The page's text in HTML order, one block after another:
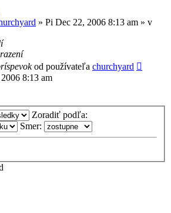
» Pi Dec 22, 2006 8:13 am » v
od používateľa churchyard
8:13 am
Zoradiť podľa:
Smer: